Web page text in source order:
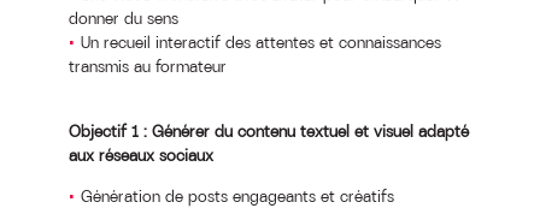
donner du sens
Un recueil interactif des attentes et connaissances
transmis au formateur
Objectif 1 : Générer du contenu textuel et visuel adapté
aux réseaux sociaux
Génération de posts engageants et créatifs